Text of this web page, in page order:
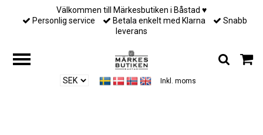
Välkommen till Märkesbutiken i Båstad ♥︎
Personlig service
Betala enkelt med Klarna
Snabb
leverans
Inkl. moms